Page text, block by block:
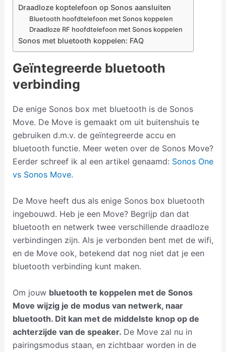
Draadloze koptelefoon op Sonos aansluiten
Bluetooth hoofdtelefoon met Sonos koppelen
Draadloze RF hoofdtelefoon met Sonos koppelen
Sonos met bluetooth koppelen: FAQ
Geïntegreerde bluetooth
verbinding
De enige Sonos box met bluetooth is de Sonos
Move. De Move is gemaakt om uit buitenshuis te
gebruiken d.m.v. de geïntegreerde accu en
bluetooth functie. Meer weten over de Sonos Move?
Eerder schreef ik al een artikel genaamd: Sonos One
vs Sonos Move.
De Move heeft dus als enige Sonos box bluetooth
ingebouwd. Heb je een Move? Begrijp dan dat
bluetooth en netwerk twee verschillende draadloze
verbindingen zijn. Als je verbonden bent met de wifi,
en de Move ook, betekend dat nog niet dat je een
bluetooth verbinding kunt maken.
Om jouw bluetooth te koppelen met de Sonos
Move wijzig je de modus van netwerk, naar
bluetooth. Dit kan met de middelste knop op de
achterzijde van de speaker. De Move zal nu in
pairingsmodus staan, en zichtbaar worden in de